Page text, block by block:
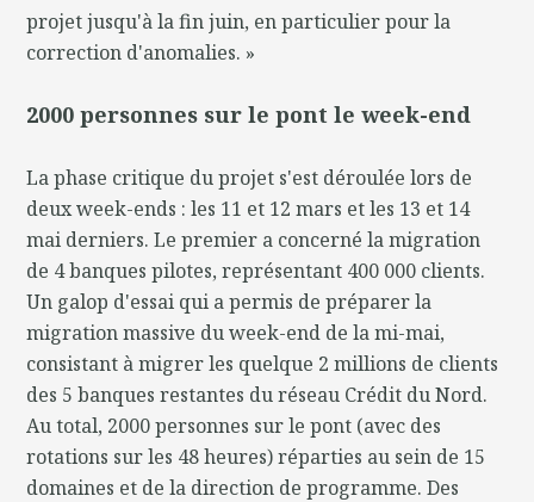
projet jusqu'à la fin juin, en particulier pour la
correction d'anomalies. »
2000 personnes sur le pont le week-end
La phase critique du projet s'est déroulée lors de
deux week-ends : les 11 et 12 mars et les 13 et 14
mai derniers. Le premier a concerné la migration
de 4 banques pilotes, représentant 400 000 clients.
Un galop d'essai qui a permis de préparer la
migration massive du week-end de la mi-mai,
consistant à migrer les quelque 2 millions de clients
des 5 banques restantes du réseau Crédit du Nord.
Au total, 2000 personnes sur le pont (avec des
rotations sur les 48 heures) réparties au sein de 15
domaines et de la direction de programme. Des